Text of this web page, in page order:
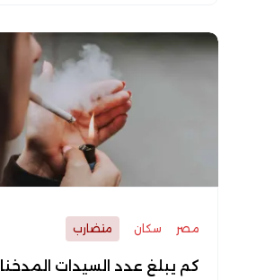
مصر سكان متضارب
كم يبلغ عدد السيدات